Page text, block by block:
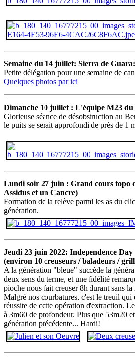
Semaine du 14 juillet: Sierra de
Petite délégation pour une semaine de
Quelques photos par ici
Dimanche 10 juillet : L'équipe M23 du
Glorieuse séance de désobstruction au
le puits se serait approfondi de près de 1
Lundi soir 27 juin : Grand cours topo
Assidus et un Cancre)
Formation de la relève parmi les as du
génération.
Jeudi 23 juin 2022: Independence
(environ 10 creuseurs / baladeurs /
A la génération "bleue" succède la
deux sens du terme, et une fidélité
pioche nous fait creuser 8h durant sans
Malgré nos courbatures, c'est le treuil qui
réussite de cette opération d'extraction.
à 3m60 de profondeur. Plus que 53m20
génération précédente... Hardi!